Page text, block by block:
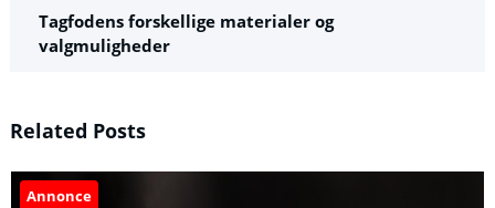
Tagfodens forskellige materialer og
valgmuligheder
Related Posts
Annonce